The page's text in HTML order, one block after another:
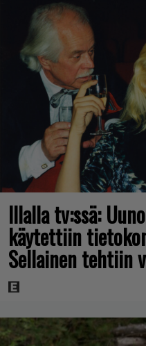
Illalla tv:ssä:
käytettiin
Sellainen tehtiin